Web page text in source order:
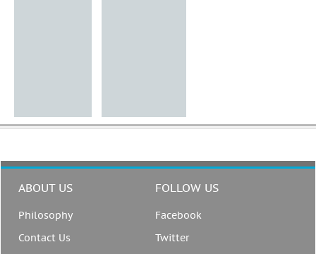
ABOUT US
Philosophy
Contact Us
FOLLOW US
Facebook
Twitter